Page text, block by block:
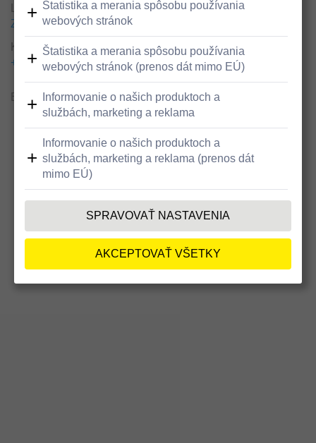
Lučenec, 984 01
Zobraziť v google maps
Kontakty
+421800001100 +421800001100
Bankomat s možnosťou vkladu mincí
Bezbariérový prístup